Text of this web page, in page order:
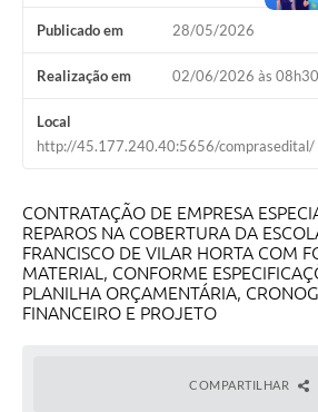
Galeria de Fotos
Editais
Telefones Úteis
Fale Conosco
LGPD - Política de Privacidade
Publicado em 28/05/2026
Realização em 02/06/2026 às 08h30
Local
http://45.177.240.40:5656/comprasedital/
CONTRATAÇÃO DE EMPRESA
REPAROS NA COBERTURA DA
FRANCISCO DE VILAR HORTA COM
MATERIAL, CONFORME
PLANILHA ORÇAMENTÁRIA,
FINANCEIRO E PROJETO
COMPARTILHAR